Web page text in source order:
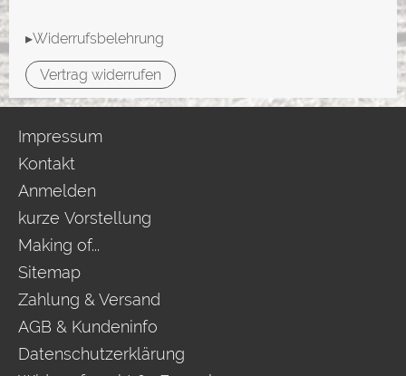
▸Widerrufsbelehrung
Vertrag widerrufen
Impressum
Kontakt
Anmelden
kurze Vorstellung
Making of...
Sitemap
Zahlung & Versand
AGB & Kundeninfo
Datenschutzerklärung